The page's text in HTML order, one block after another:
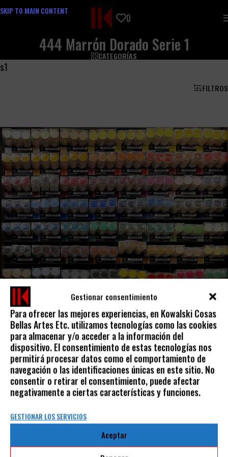
Gestionar consentimiento
Para ofrecer las mejores experiencias, en Kowalski Cosas
Bellas Artes Etc. utilizamos tecnologías como las cookies
para almacenar y/o acceder a la información del
dispositivo. El consentimiento de estas tecnologías nos
permitirá procesar datos como el comportamiento de
navegación o las identificaciones únicas en este sitio. No
consentir o retirar el consentimiento, puede afectar
negativamente a ciertas características y funciones.
GESTIONAR LOS SERVICIOS
Aceptar
SKIP TO MAIN CONTENT
0
444 Marrón Dorado Serie 1
CATEGORÍAS
s1
FILTROS
ÓLEO EN BARRA / OIL STICKS
SENNELIER
6,90€- 10,90€ IVA incluido
AVISO LEGAL